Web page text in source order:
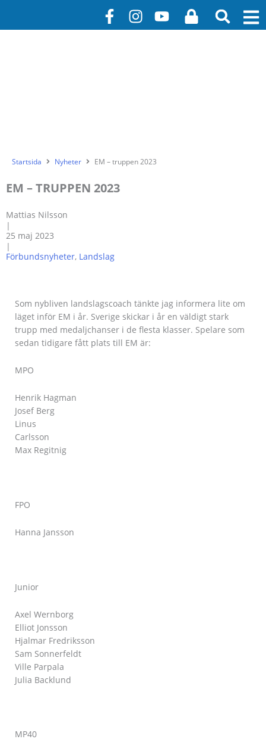
innehåll
F
a
I
n
Y
o
L
o
Startsida Nyheter EM – truppen 2023
EM – TRUPPEN 2023
Mattias Nilsson
|
25 maj 2023
|
Förbundsnyheter, Landslag
Som nybliven landslagscoach tänkte jag informera lite om
läget inför EM i år. Sverige skickar i år en väldigt stark
trupp med medaljchanser i de flesta klasser. Spelare som
sedan tidigare fått plats till EM är:
MPO
Henrik Hagman
Josef Berg
Linus
Max Regitnig
FPO
Hanna Jansson
Junior
Axel Wernborg
Elliot Jonsson
Hjalmar Fredriksson
Sam Sonnerfeldt
Ville Parpala
Julia Backlund
MP40